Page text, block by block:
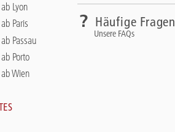
Lyon
Paris
Passau
Porto
Wien
Häufige Fragen
Unsere FAQs